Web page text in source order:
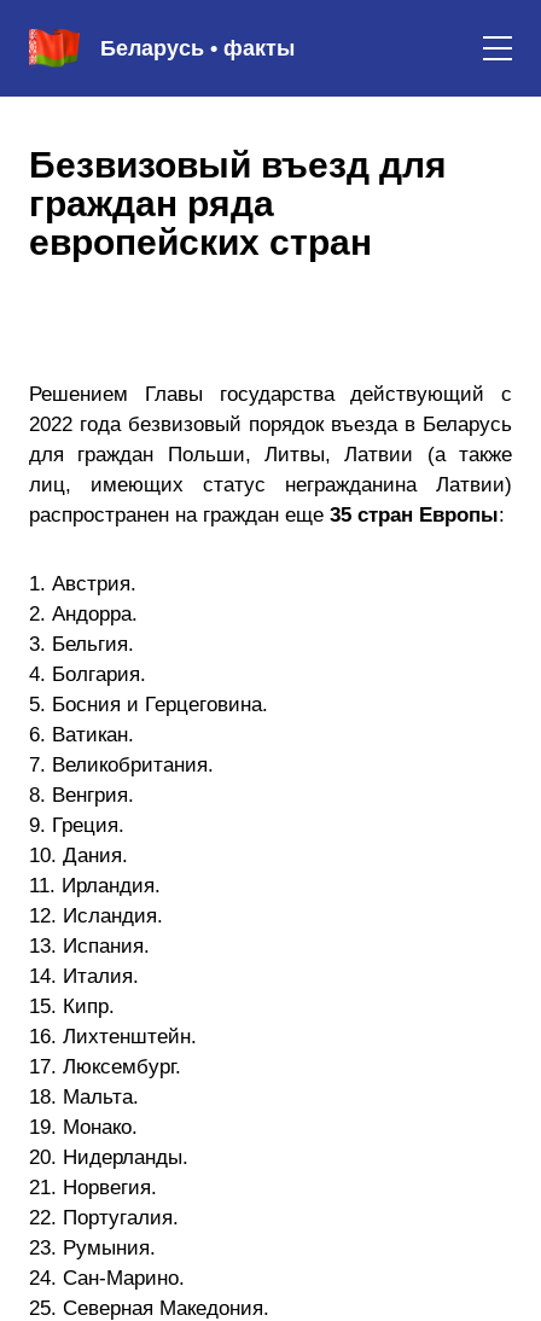
Беларусь • факты
Безвизовый въезд для
граждан ряда
европейских стран
Решением Главы государства действующий с
2022 года безвизовый порядок въезда в Беларусь
для граждан Польши, Литвы, Латвии (а также
лиц, имеющих статус негражданина Латвии)
распространен на граждан еще 35 стран Европы:
1. Австрия.
2. Андорра.
3. Бельгия.
4. Болгария.
5. Босния и Герцеговина.
6. Ватикан.
7. Великобритания.
8. Венгрия.
9. Греция.
10. Дания.
11. Ирландия.
12. Исландия.
13. Испания.
14. Италия.
15. Кипр.
16. Лихтенштейн.
17. Люксембург.
18. Мальта.
19. Монако.
20. Нидерланды.
21. Норвегия.
22. Португалия.
23. Румыния.
24. Сан-Марино.
25. Северная Македония.